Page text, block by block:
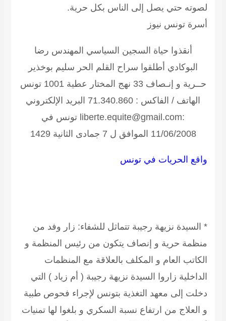
لصوته حتي يصل إلى الناس بكل حرية.
أسرة تونس نيوز
أنقذوا حياة السجين السياسي المهندس رضا
البوكادي أطلقوا سراح القلم الحر سليم بوخذير
حــرية و إنـصاف
33 نهج المختار عطية 1001 تونس
الهاتف / الفاكس : 71.340.860 البريد الإلكتروني
:liberte.equite@gmail.com تونس في
11/06/2008 الموافق ل 7 جمادى الثانية 1429
واقع الحريات في تونس
* السيدة نزيهة رجيبة تتماثل للشفاء: زار وفد من
منظمة حرية و إنصاف يتكون من رئيس المنظمة و
الكاتب العام و المكلف بالعلاقة مع المنظمات
الداخلية زاروا السيدة نزيهة رجيبة ( أم زياد ) التي
دخلت إلى معهد التغذية بتونس لإجراء فحوص طبية
و العلاج من ارتفاع نسبة السكري و بلغوا لها تمنيات